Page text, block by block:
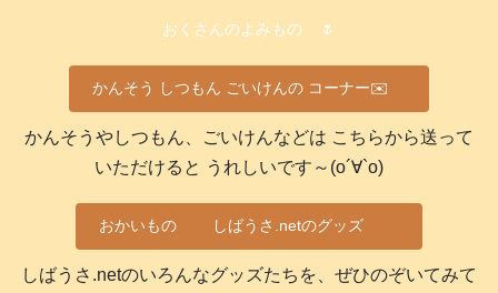
おくさんのよみもの 🌷
かんそう しつもん ごいけんの コーナー✉️
かんそうやしつもん、ごいけんなどは こちらから送って
いただけると うれしいです～(о´∀`о)
おかいもの しばうさ.netのグッズ
しばうさ.netのいろんなグッズたちを、ぜひのぞいてみて